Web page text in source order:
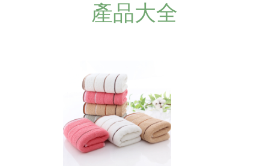
產品大全